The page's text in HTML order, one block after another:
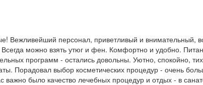
Вежливейший персонал, приветливый и внимательный,
можно взять утюг и фен. Комфортно и удобно.
программ - остались довольны. Уютно, спокойно,
Порадовал выбор косметических процедур - очень
важно было качество лечебных процедур и отдых - в